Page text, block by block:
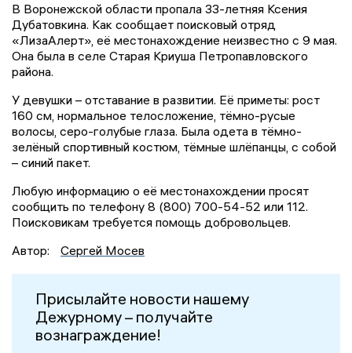
В Воронежской области пропала 33-летняя Ксения
Дубатовкина. Как сообщает поисковый отряд
«ЛизаАлерт», её местонахождение неизвестно с 9 мая.
Она была в селе Старая Криуша Петропавловского
района.
У девушки – отставание в развитии. Её приметы: рост
160 см, нормальное телосложение, тёмно-русые
волосы, серо-голубые глаза. Была одета в тёмно-
зелёный спортивный костюм, тёмные шлёпанцы, с собой
– синий пакет.
Любую информацию о её местонахождении просят
сообщить по телефону 8 (800) 700-54-52 или 112.
Поисковикам требуется помощь добровольцев.
Автор:
Сергей Мосев
Присылайте новости нашему
Дежурному – получайте
вознаграждение!